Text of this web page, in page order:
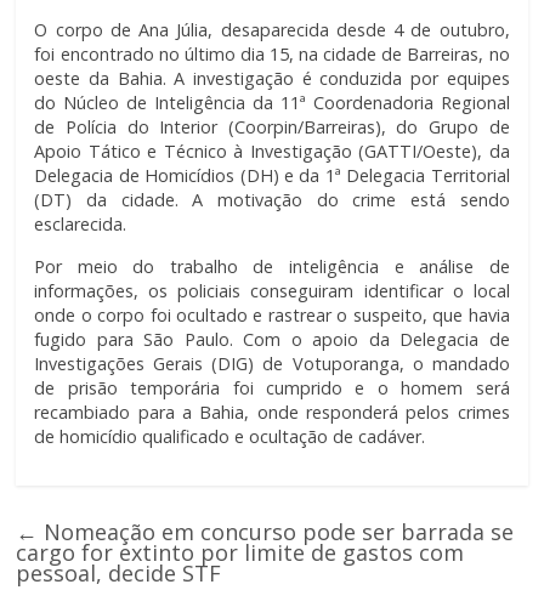
O corpo de Ana Júlia, desaparecida desde 4 de outubro,
foi encontrado no último dia 15, na cidade de Barreiras, no
oeste da Bahia. A investigação é conduzida por equipes
do Núcleo de Inteligência da 11ª Coordenadoria Regional
de Polícia do Interior (Coorpin/Barreiras), do Grupo de
Apoio Tático e Técnico à Investigação (GATTI/Oeste), da
Delegacia de Homicídios (DH) e da 1ª Delegacia Territorial
(DT) da cidade. A motivação do crime está sendo
esclarecida.
Por meio do trabalho de inteligência e análise de
informações, os policiais conseguiram identificar o local
onde o corpo foi ocultado e rastrear o suspeito, que havia
fugido para São Paulo. Com o apoio da Delegacia de
Investigações Gerais (DIG) de Votuporanga, o mandado
de prisão temporária foi cumprido e o homem será
recambiado para a Bahia, onde responderá pelos crimes
de homicídio qualificado e ocultação de cadáver.
← Nomeação em concurso pode ser barrada se
cargo for extinto por limite de gastos com
pessoal, decide STF